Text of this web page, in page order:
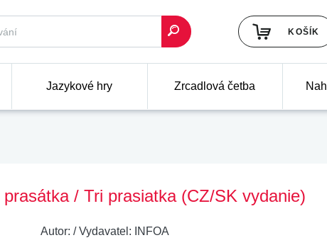
KOŠÍK
Jazykové hry Zrcadlová četba
/ Tri prasiatka (CZ/SK vydanie)
Autor: /Vydavatel: INFOA